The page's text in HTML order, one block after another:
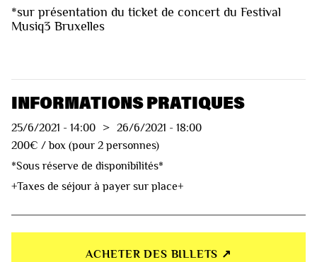
*sur présentation du ticket de concert du Festival
Musiq3 Bruxelles
INFORMATIONS PRATIQUES
25/6/2021 - 14:00 > 26/6/2021 - 18:00
200€ / box (pour 2 personnes)
*Sous réserve de disponibilités*
+Taxes de séjour à payer sur place+
ACHETER DES BILLETS ↗︎